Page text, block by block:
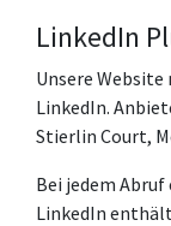
LinkedIn
Unsere
LinkedIn.
Stierlin Court,
Bei jedem
LinkedIn